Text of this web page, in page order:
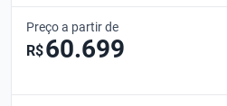
Preço a partir de
R$60.699